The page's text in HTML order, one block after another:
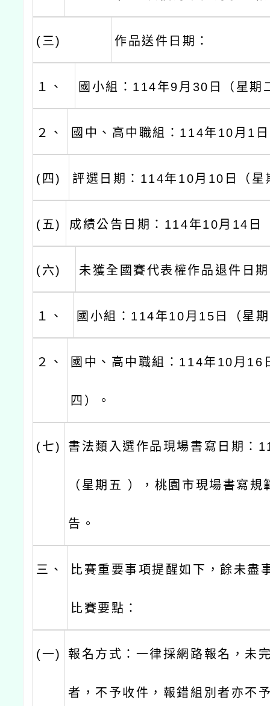
(三) 作品送件日期：
１、 國小組：114年9月30日（星期
２、 國中、高中職組：114年10月1
(四) 評選日期：114年10月10日（星
(五) 成績公告日期：114年10月14日
(六) 未獲全國賽代表權作品退件日
１、 國小組：114年10月15日（星
２、 國中、高中職組：114年10月16
四）。
(七) 書法類入選作品現場書寫日期：
（星期五 ），桃園市現場書寫規
告。
三、 比賽重要事項提醒如下，餘未盡
比賽要點：
(一) 報名方式：一律採網路報名，未
者，不予收件，報錯組別者亦不